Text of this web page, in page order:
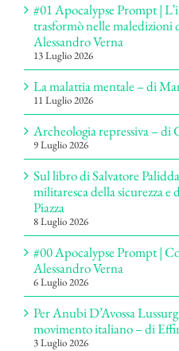
#01 Apocalypse Prompt |
trasformò nelle
Alessandro Verna
13 Luglio 2026
La malattia mentale – di
11 Luglio 2026
Archeologia repressiva – di
9 Luglio 2026
Sul libro di Salvatore
militaresca della sicurezza
Piazza
8 Luglio 2026
#00 Apocalypse Prompt |
Alessandro Verna
6 Luglio 2026
Per Anubi D’Avossa
movimento italiano – di
3 Luglio 2026